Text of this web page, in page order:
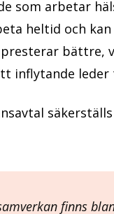
som arbetar
heltid och
bättre,
inflytande
finns